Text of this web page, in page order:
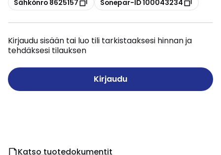
Sähkönro 8625157 Sonepar-ID 100043234
Kirjaudu sisään tai luo tili tarkistaaksesi hinnan ja
tehdäksesi tilauksen
Kirjaudu
Katso tuotedokumentit